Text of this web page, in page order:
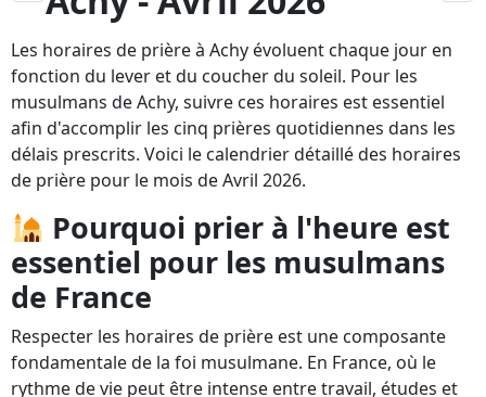
Les horaires de prière à Achy évoluent chaque jour en
fonction du lever et du coucher du soleil. Pour les
musulmans de Achy, suivre ces horaires est essentiel
afin d'accomplir les cinq prières quotidiennes dans les
délais prescrits. Voici le calendrier détaillé des horaires
de prière pour le mois de Avril 2026.
Pourquoi prier à l'heure est
essentiel pour les musulmans
de France
Respecter les horaires de prière est une composante
fondamentale de la foi musulmane. En France, où le
rythme de vie peut être intense entre travail, études et